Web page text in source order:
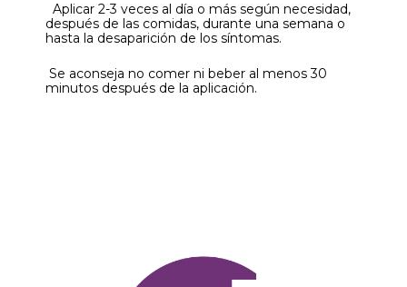
Aplicar 2-3 veces al día o más según necesidad,
después de las comidas, durante una semana o
hasta la desaparición de los síntomas.
Se aconseja no comer ni beber al menos 30
minutos después de la aplicación.